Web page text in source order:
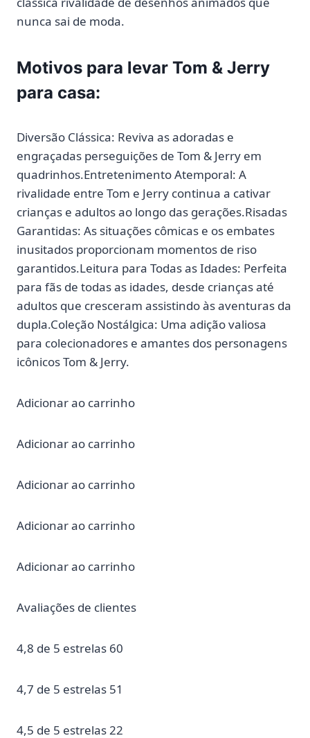
nunca sai de moda.
Motivos para levar Tom & Jerry
para casa:
Diversão Clássica: Reviva as adoradas e
engraçadas perseguições de Tom & Jerry em
quadrinhos.Entretenimento Atemporal: A
rivalidade entre Tom e Jerry continua a cativar
crianças e adultos ao longo das gerações.Risadas
Garantidas: As situações cômicas e os embates
inusitados proporcionam momentos de riso
garantidos.Leitura para Todas as Idades: Perfeita
para fãs de todas as idades, desde crianças até
adultos que cresceram assistindo às aventuras da
dupla.Coleção Nostálgica: Uma adição valiosa
para colecionadores e amantes dos personagens
icônicos Tom & Jerry.
Adicionar ao carrinho
Adicionar ao carrinho
Adicionar ao carrinho
Adicionar ao carrinho
Adicionar ao carrinho
Avaliações de clientes
4,8 de 5 estrelas 60
4,7 de 5 estrelas 51
4,5 de 5 estrelas 22